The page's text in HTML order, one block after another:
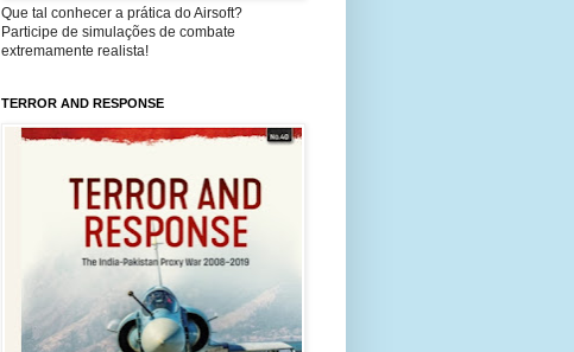
Que tal conhecer a prática do Airsoft?
Participe de simulações de combate
extremamente realista!
TERROR AND RESPONSE